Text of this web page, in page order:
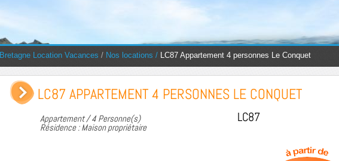
You are here:
Bretagne Location Vacances / Nos locations / LC87 Appartement 4 personnes Le Conquet
LC87 APPARTEMENT 4 PERSONNES LE CONQUET
Appartement / 4 Personne(s)
Résidence : Maison propriétaire
LC87